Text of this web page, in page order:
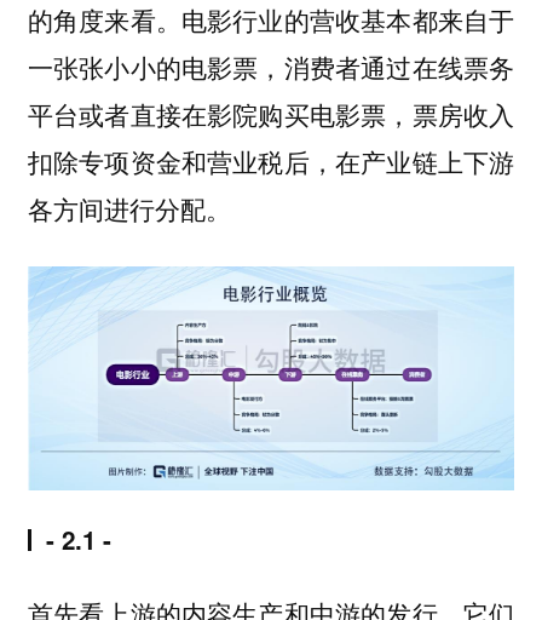
的角度来看。电影行业的营收基本都来自于
一张张小小的电影票，消费者通过在线票务
平台或者直接在影院购买电影票，票房收入
扣除专项资金和营业税后，在产业链上下游
各方间进行分配。
- 2.1 -
首先看上游的内容生产和中游的发行，它们